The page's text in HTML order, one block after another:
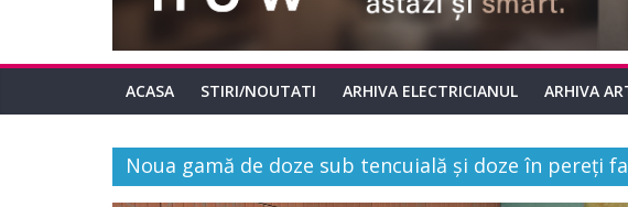
ACASA STIRI/NOUTATI ARHIVA ELECTRICIANUL ARHIVA
Noua gamă de doze sub tencuială și doze în pereți